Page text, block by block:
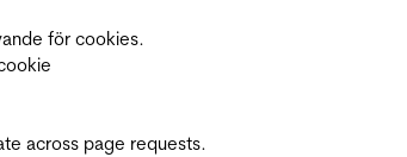
för cookies.
across page requests.